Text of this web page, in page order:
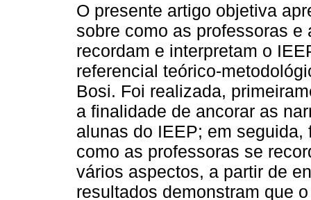
O presente artigo objetiva
sobre como as professoras e
recordam e interpretam o
referencial teórico-
Bosi. Foi realizada,
a finalidade de ancorar as
alunas do IEEP; em
como as professoras se
vários aspectos, a partir de
resultados demonstram que